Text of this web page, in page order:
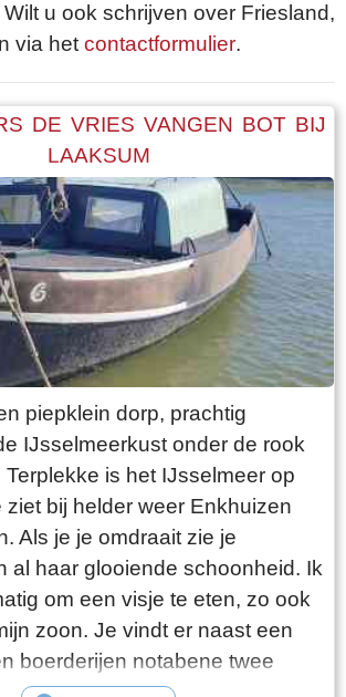
Wilt u ook schrijven over Friesland,
via hetcontactformulier.
DE VRIES VANGEN BOT BIJ
LAAKSUM
piepklein dorp, prachtig
IJsselmeerkust onder de rook
is het IJsselmeer op
ziet bij helder weer Enkhuizen
Als je je omdraait zie je
al haar glooiende schoonheid. Ik
om een visje te eten, zo ook
zoon. Je vindt er naast een
boerderijen notabene twee
op steenworp afstand van elkaar.